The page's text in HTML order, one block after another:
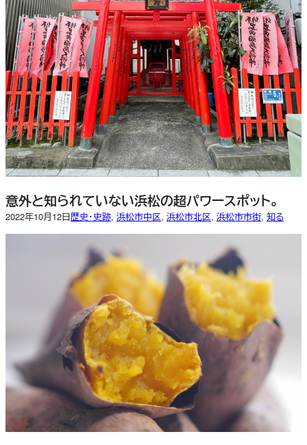
意外と知られていない浜松の超パワースポット。
2022年10月12日歴史・史跡, 浜松市中区, 浜松市北区, 浜松市市街, 知る